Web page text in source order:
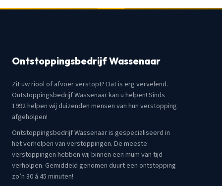
Ontstoppingsbedrijf Wassenaar
Zit uw riool of afvoer verstopt? Dat is erg vervelend.
Ontstoppingsbedrijf Wassenaar kan u helpen! Sinds
1992 helpen wij duizenden mensen van hun verstopping
afgeholpen!
Ontstoppingsbedrijf Wassenaar is gespecialiseerd in
het verhelpen van verstoppingen. De meeste
verstoppingen hebben wij binnen een mum van tijd
verholpen. Gemiddeld genomen duurt een ontstopping
zo’n 30 á 45 minuten!